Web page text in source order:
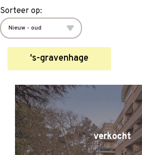
's-gravenhage
Sorteer op:
verkocht